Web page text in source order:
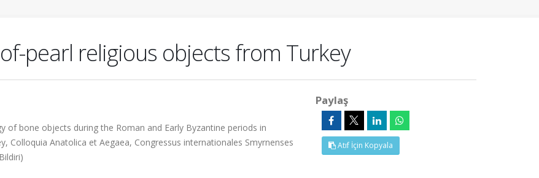
pearl religious objects from Turkey
bone objects during the Roman and Early Byzantine periods in
Colloquia Anatolica et Aegaea, Congressus internationales Smyrnenses
Paylaş
Atıf İçin Kopyala